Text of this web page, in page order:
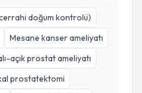
doğum kontrolü)
Mesane kanser ameliyatı
açık prostat ameliyatı
prostatektomi